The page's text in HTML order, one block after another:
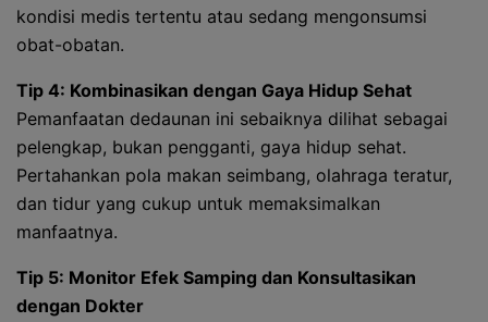
kondisi medis tertentu atau sedang mengonsumsi
obat-obatan.
Tip 4: Kombinasikan dengan Gaya Hidup Sehat
Pemanfaatan dedaunan ini sebaiknya dilihat sebagai
pelengkap, bukan pengganti, gaya hidup sehat.
Pertahankan pola makan seimbang, olahraga teratur,
dan tidur yang cukup untuk memaksimalkan
manfaatnya.
Tip 5: Monitor Efek Samping dan Konsultasikan
dengan Dokter